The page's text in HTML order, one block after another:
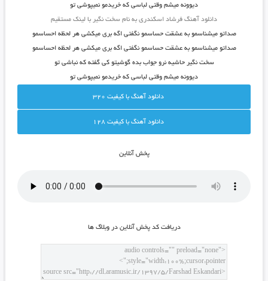
دیوونه میشم وقتی لباسی که خریدمو نمیپوشی تو
دانلود آهنگ فرشاد اسکندری به نام سخت نگیر با لینک مستقیم
صداتو میشناسمو به عشقت حساسمو نگفتی اگه بری میکشی هر لحظه احساسمو
صداتو میشناسمو به عشقت حساسمو نگفتی اگه بری میکشی هر لحظه احساسمو
سخت نگیر حاشیه نرو جواب بده گوشیتو کی گفته که نباشی تو
دیوونه میشم وقتی لباسی که خریدمو نمیپوشی تو
دانلود آهنگ با کيفيت 320
دانلود آهنگ با کيفيت 128
پخش آنلاين
دريافت کد پخش آنلاين در وبلاگ ها